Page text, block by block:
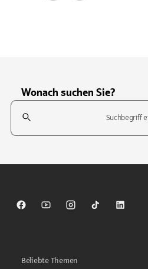
Wonach suchen Sie?
Suchfeld
Sparkasse auf Facebook
Sparkasse auf Youtube
Sparkasse aufSparkasse auf
Beliebte Themen